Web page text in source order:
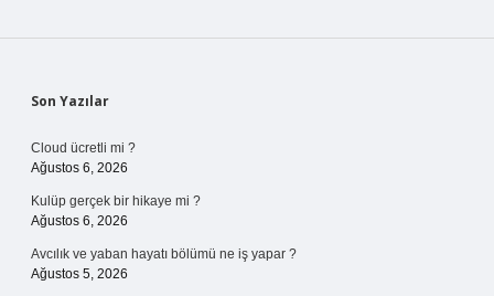
Sidebar
Son Yazılar
Cloud ücretli mi ?
Ağustos 6, 2026
Kulüp gerçek bir hikaye mi ?
Ağustos 6, 2026
Avcılık ve yaban hayatı bölümü ne iş yapar ?
Ağustos 5, 2026